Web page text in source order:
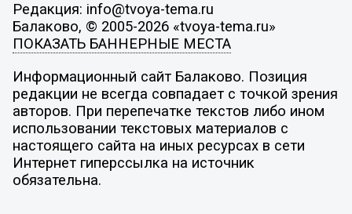
Редакция: info@tvoya-tema.ru
Балаково, © 2005-2026 «tvoya-tema.ru»
ПОКАЗАТЬ БАННЕРНЫЕ МЕСТА
Информационный сайт Балаково. Позиция
редакции не всегда совпадает с точкой зрения
авторов. При перепечатке текстов либо ином
использовании текстовых материалов с
настоящего сайта на иных ресурсах в сети
Интернет гиперссылка на источник
обязательна.